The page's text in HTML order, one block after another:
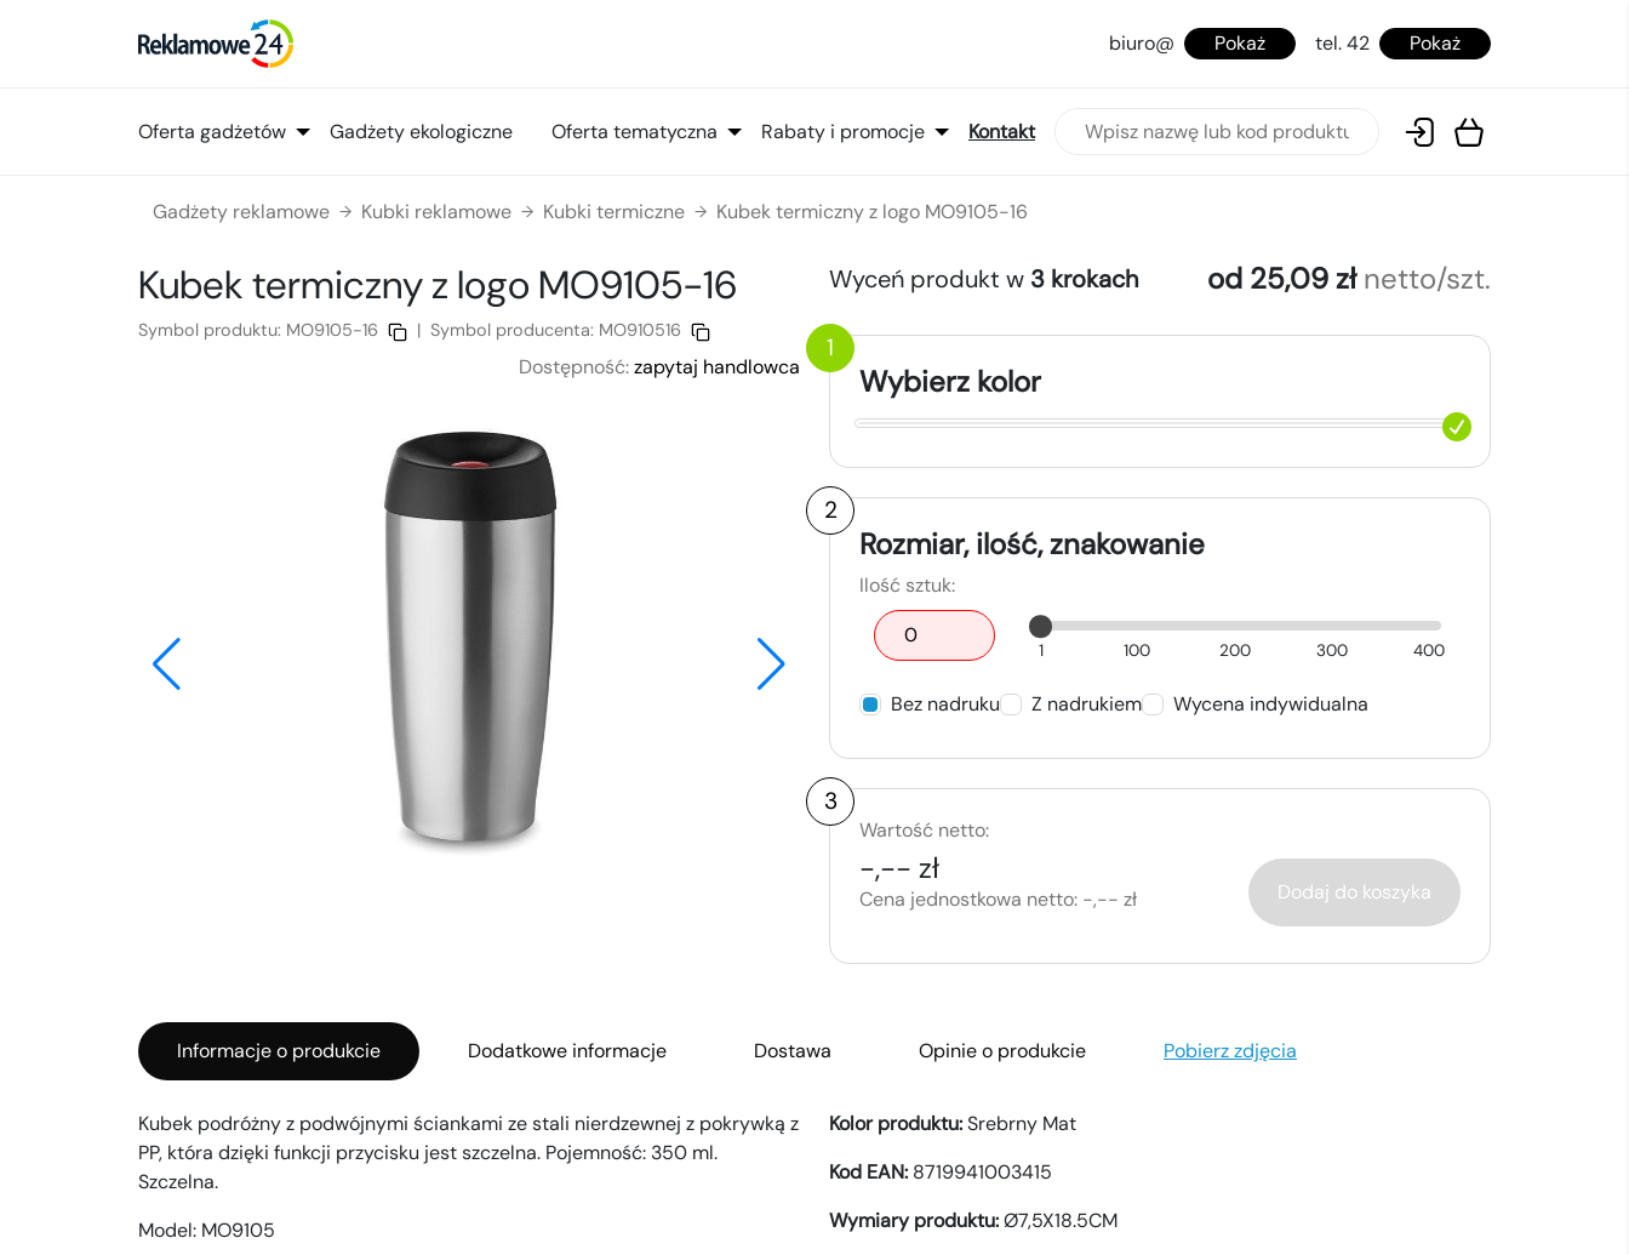
biuro@ Pokaż tel. 42 Pokaż
Oferta gadżetów Gadżety ekologiczne Oferta tematyczna Rabaty i promocje Kontakt
Gadżety reklamowe → Kubki reklamowe → Kubki termiczne → Kubek termiczny z logo MO9105-16
Kubek termicznyz logo MO9105-16
Symbol produktu: MO9105-16 | Symbol producenta: MO910516
Dostępność:zapytaj handlowca
Wyceń produkt w 3 krokach od 25,09 zł netto/szt.
1
Wybierz kolor
2
Rozmiar, ilość, znakowanie
Ilość sztuk:
1 100 200 300 400
Bez nadruku Z nadrukiem Wycena indywidualna
3
Wartość netto:
-,-- zł
Cena jednostkowa netto: -,-- zł Dodaj do koszyka
Informacje o produkcie Dodatkowe informacje Dostawa Opinie o produkcie Pobierz zdjęcia
Kubek podróżny z podwójnymi ściankami ze stali nierdzewnej z pokrywką z
PP, która dzięki funkcji przycisku jest szczelna. Pojemność: 350 ml.
Szczelna.
Model: MO9105
Kolor produktu:Srebrny Mat
Kod EAN: 8719941003415
Wymiary produktu:Ø7,5X18.5CM